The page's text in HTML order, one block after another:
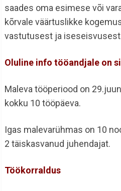
saades oma esimese või
kõrvale väärtuslikke
vastutusest ja
Oluline info tööandjale on
Maleva tööperiood on
kokku 10 tööpäeva.
Igas malevarühmas on 10
2 täiskasvanud juhendajat.
Töökorraldus